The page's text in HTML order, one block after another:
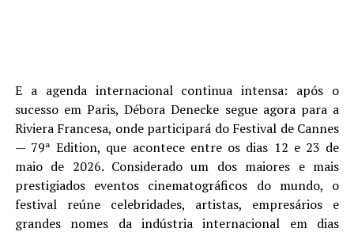
E a agenda internacional continua intensa: após o
sucesso em Paris, Débora Denecke segue agora para a
Riviera Francesa, onde participará do Festival de Cannes
— 79ª Edition, que acontece entre os dias 12 e 23 de
maio de 2026. Considerado um dos maiores e mais
prestigiados eventos cinematográficos do mundo, o
festival reúne celebridades, artistas, empresários e
grandes nomes da indústria internacional em dias